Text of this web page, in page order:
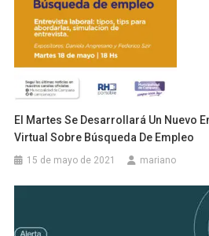
El Martes Se Desarrollará Un Nuevo
Virtual Sobre Búsqueda De Empleo
15 de mayo de 2021 mariano